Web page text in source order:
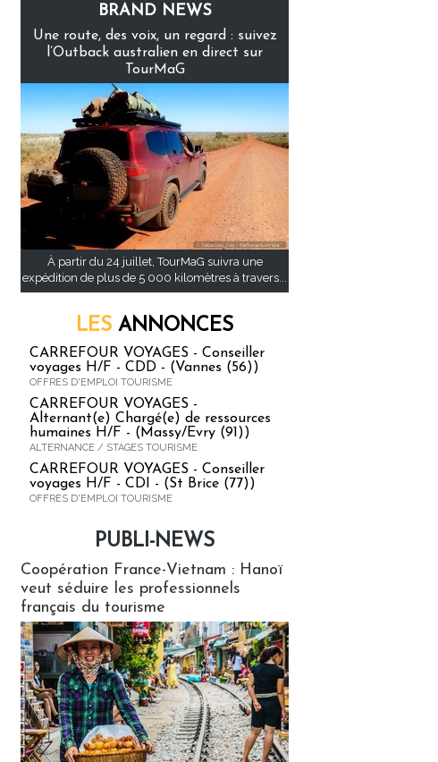
BRAND NEWS
Une route, des voix, un regard : suivez
l’Outback australien en direct sur
TourMaG
À partir du 24 juillet, TourMaG suivra une
expédition de plus de 5 000 kilomètres à travers...
LES ANNONCES
CARREFOUR VOYAGES - Conseiller
voyages H/F - CDD - (Vannes (56))
OFFRES D'EMPLOI TOURISME
CARREFOUR VOYAGES -
Alternant(e) Chargé(e) de ressources
humaines H/F - (Massy/Evry (91))
ALTERNANCE / STAGES TOURISME
CARREFOUR VOYAGES - Conseiller
voyages H/F - CDI - (St Brice (77))
OFFRES D'EMPLOI TOURISME
PUBLI-NEWS
Coopération France-Vietnam : Hanoï
veut séduire les professionnels
français du tourisme